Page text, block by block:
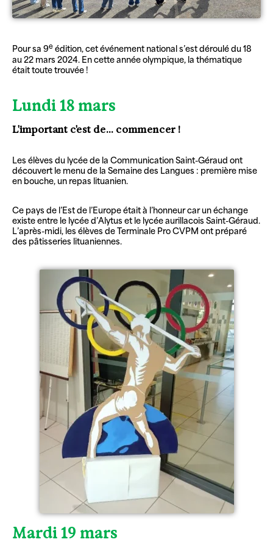
Pour sa 9e édition, cet événement national s’est déroulé du 18
au 22 mars 2024. En cette année olympique, la thématique
était toute trouvée !
Lundi 18 mars
L'important c'est de... commencer !
Les élèves du lycée de la Communication Saint-Géraud ont
découvert le menu de la Semaine des Langues : première mise
en bouche, un repas lituanien.
Ce pays de l’Est de l’Europe était à l’honneur car un échange
existe entre le lycée d’Alytus et le lycée aurillacois Saint-Géraud.
L’après-midi, les élèves de Terminale Pro CVPM ont préparé
des pâtisseries lituaniennes.
Mardi 19 mars